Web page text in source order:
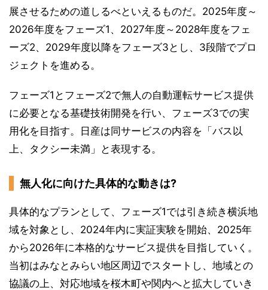
展させるための道しるべといえるものだ。2025年度～
2026年度をフェーズ1、2027年度～2028年度をフェ
ーズ2、2029年度以降をフェーズ3とし、3段階でプロ
ジェクトを進める。
フェーズ1とフェーズ2で無人の自動運転サービス提供
に必要となる基礎技術開発を行い、フェーズ3での実
用化を目指す。日産は同サービスの内容を「バス以
上、タクシー未満」と表現する。
無人化に向けた具体的な動きは?
具体的なプランとして、フェーズ1では引き続き横浜地
域を対象とし、2024年内に実証実験を開始、2025年
から2026年に本格的なサービス提供を目指していく。
当初はみなとみらい地区周辺でスタートし、地域との
協議の上、対応地域を桜木町や関内へと拡大していき